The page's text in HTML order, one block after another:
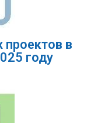
проектов в
году